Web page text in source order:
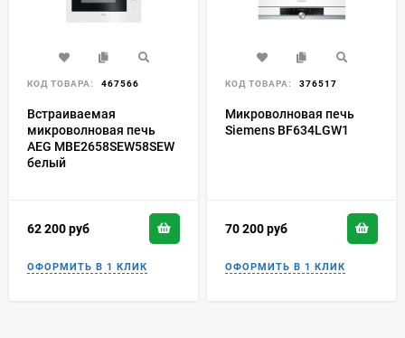
КОД ТОВАРА: 467566
Встраиваемая
микроволновая печь
AEG MBE2658SEW58SEW
белый
62 200руб
КОД ТОВАРА: 376517
Микроволновая печь
Siemens BF634LGW1
70 200руб